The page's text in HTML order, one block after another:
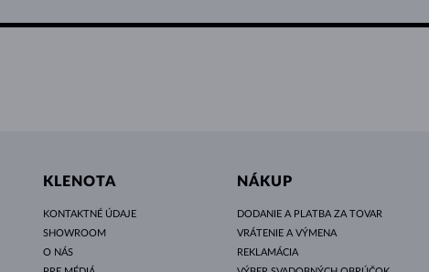
KLENOTA
KONTAKTNÉ ÚDAJE
SHOWROOM
O NÁS
NÁKUP
DODANIE A PLATBA ZA TOVAR
VRÁTENIE A VÝMENA
REKLAMÁCIA